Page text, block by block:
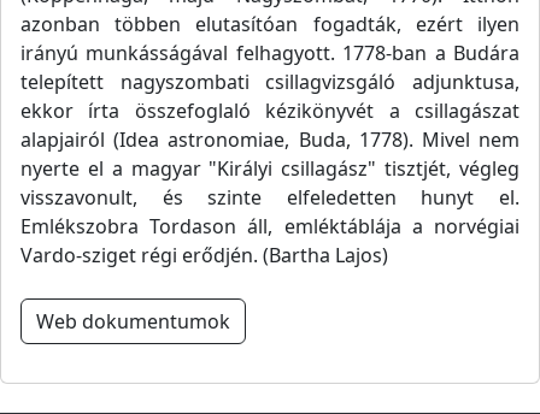
azonban többen elutasítóan fogadták, ezért ilyen
irányú munkásságával felhagyott. 1778-ban a Budára
telepített nagyszombati csillagvizsgáló adjunktusa,
ekkor írta összefoglaló kézikönyvét a csillagászat
alapjairól (Idea astronomiae, Buda, 1778). Mivel nem
nyerte el a magyar "Királyi csillagász" tisztjét, végleg
visszavonult, és szinte elfeledetten hunyt el.
Emlékszobra Tordason áll, emléktáblája a norvégiai
Vardo-sziget régi erődjén. (Bartha Lajos)
Web dokumentumok